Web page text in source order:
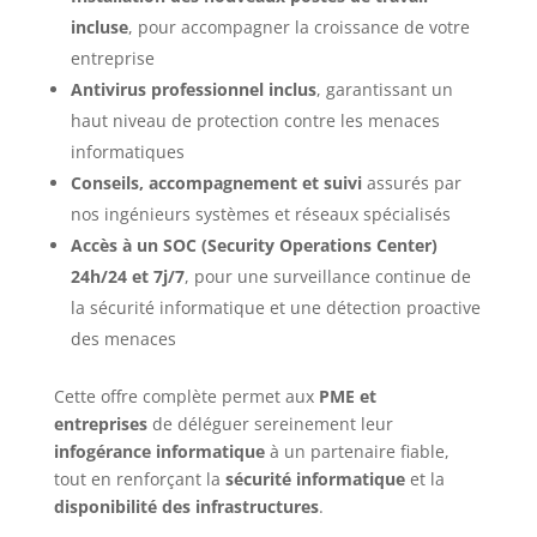
incluse, pour accompagner la croissance de votre
entreprise
Antivirus professionnel inclus, garantissant un
haut niveau de protection contre les menaces
informatiques
Conseils, accompagnement et suiviassurés par
nos ingénieurs systèmes et réseaux spécialisés
Accès à un SOC (Security Operations Center)
24h/24 et 7j/7, pour une surveillance continue de
la sécurité informatique et une détection proactive
des menaces
Cette offre complète permet aux PME et
entreprisesde déléguer sereinement leur
infogérance informatiqueà un partenaire fiable,
tout en renforçant la sécurité informatiqueet la
disponibilité des infrastructures.